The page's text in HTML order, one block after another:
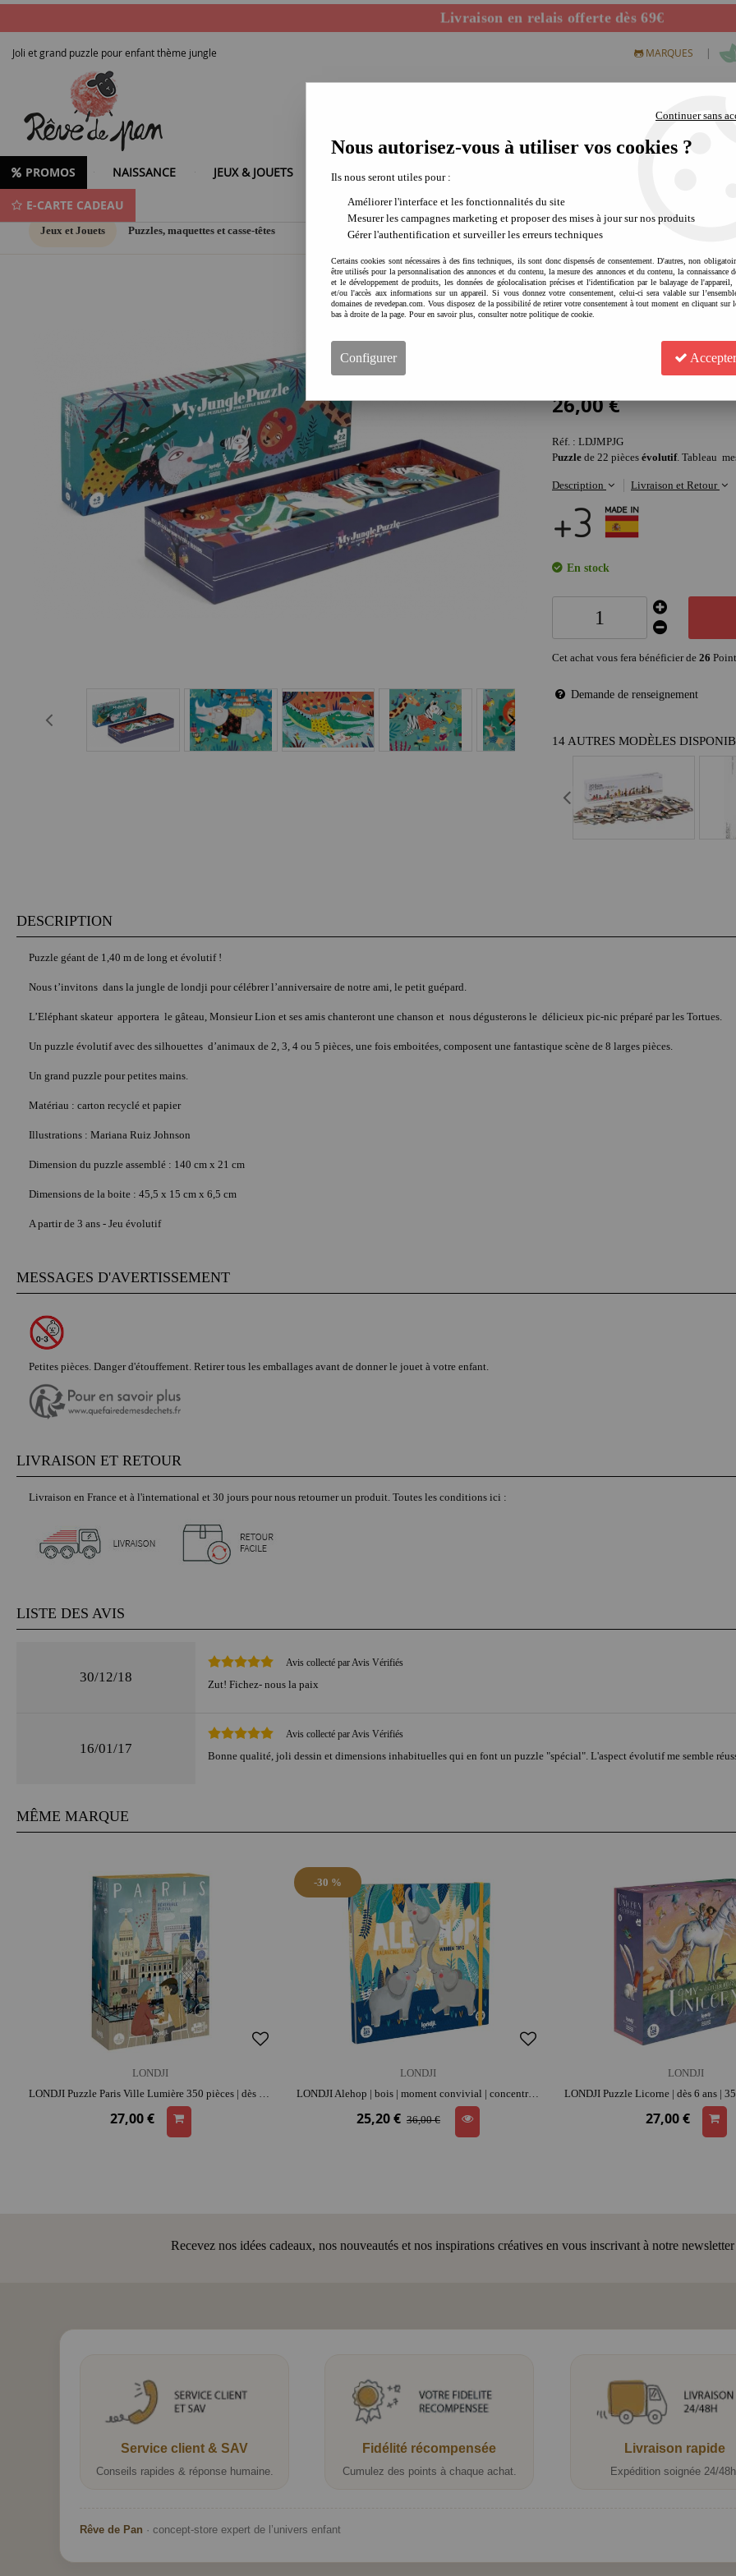
Départ de notre dépôt avant 14h
Joli et grand puzzle pour enfant thème jungle MARQUES |
PROMOS NAISSANCE JEUX & JOUETS LOISIRS CREATIFS
E-CARTE CADEAU
Jeux et Jouets Puzzles, maquettes et casse-têtes
concentration et repérage
26,00€
Réf. : LDJMPJG
Puzzle de 22 pièces évolutif. Tableau
Description Livraison et Retour
En stock
Cet achat vous fera bénéficier de 26
Demande de renseignement
14 AUTRES MODÈLES
DESCRIPTION
Puzzle géant de 1,40 m de long et évolutif !
Nous t’invitons dans la jungle de londji pour célébrer l’anniversaire de notre ami, le petit guépard.
L’Eléphant skateur apportera le gâteau, Monsieur Lion et ses amis chanteront une chanson et nous dégusterons le délicieux pic-nic préparé par les Tortues.
Un puzzle évolutif avec des silhouettes d’animaux de 2, 3, 4 ou 5 pièces, une fois emboitées, composent une fantastique scène de 8 larges pièces.
Un grand puzzle pour petites mains.
Matériau : carton recyclé et papier
Illustrations : Mariana Ruiz Johnson
Dimension du puzzle assemblé : 140 cm x 21 cm
Dimensions de la boite : 45,5 x 15 cm x 6,5 cm
A partir de 3 ans - Jeu évolutif
MESSAGES D'AVERTISSEMENT
Petites pièces. Danger d'étouffement. Retirer tous les emballages avant de donner le jouet à votre enfant.
LIVRAISON ET RETOUR
Livraison en France et à l'international et 30 jours pour nous retourner un produit. Toutes les conditions ici :
LISTE DES AVIS
30/12/18
Avis collecté par Avis Vérifiés
Zut! Fichez- nous la paix
16/01/17
Avis collecté par Avis Vérifiés
Bonne qualité, joli dessin et dimensions inhabituelles qui en font un puzzle "spécial". L'aspect évolutif me semble
MÊME MARQUE
LONDJI
27,00 €
-30 %
LONDJI
LONDJI Alehop | bois | moment convivial | concentration et repérage spatial | coordination et adresse
25,20 € 36,00 €
LONDJI
27,00 €
Recevez nos idées cadeaux, nos nouveautés et nos inspirations créatives en vous inscrivant à notre newsletter
Service client & SAV
Conseils rapides & réponse humaine.
Fidélité récompensée
Cumulez des points à chaque achat.
Livraison rapide
Expédition soignée 24/
Rêve de Pan · concept-store expert de l’univers enfant
Continuer sans
Nous autorisez-vous à utiliser vos cookies ?
Ils nous seront utiles pour :
Améliorer l'interface et les fonctionnalités du site
Mesurer les campagnes marketing et proposer des mises à jour sur nos produits
Gérer l'authentification et surveiller les erreurs techniques
Certains cookies sont nécessaires à des fins techniques, ils sont donc dispensés de consentement. D'autres, non
être utilisés pour la personnalisation des annonces et du contenu, la mesure des annonces et du contenu, la connaissance
et le développement de produits, les données de géolocalisation précises et l'identification par le balayage de l'appareil,
et/ou l'accès aux informations sur un appareil. Si vous donnez votre consentement, celui-ci sera valable sur
domaines de revedepan.com. Vous disposez de la possibilité de retirer votre consentement à tout moment en cliquant sur
bas à droite de la page. Pour en savoir plus, consulter notre politique de cookie.
Configurer